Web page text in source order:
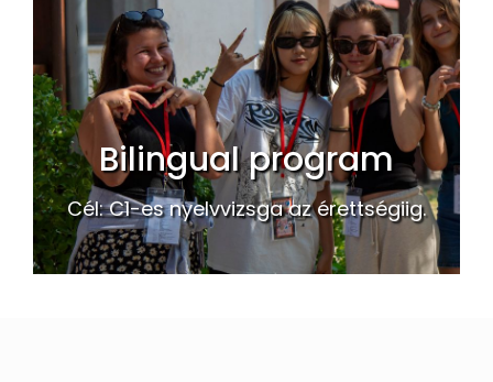
Bilingual program
Cél: C1-es nyelvvizsga az érettségiig.